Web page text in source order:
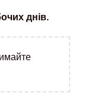
днів.